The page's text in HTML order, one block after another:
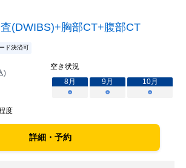
(DWIBS)+胸部CT+腹部CT
ド決済可
)
空き状況
8月 9月 10月
○
○ ○
度
詳細・予約